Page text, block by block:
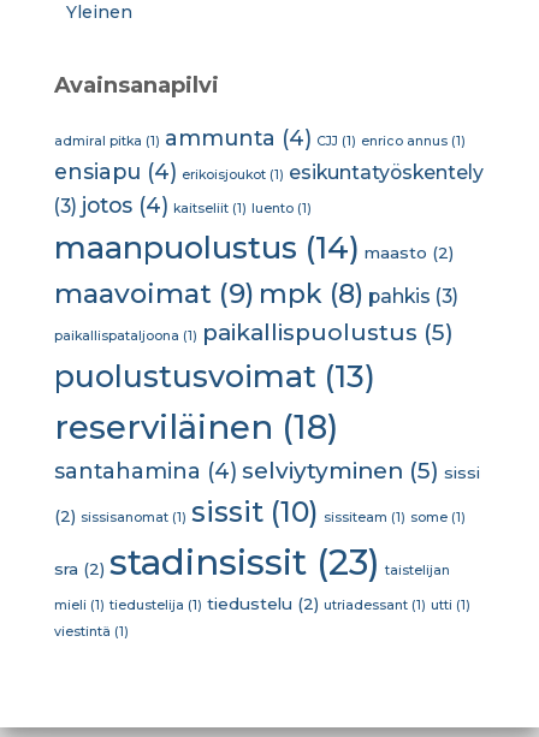
Yleinen
Avainsanapilvi
admiral pitka (1) ammunta (4) CJJ (1) enrico annus (1)
ensiapu (4) erikoisjoukot (1) esikuntatyöskentely
(3) jotos (4) kaitseliit (1) luento (1)
maanpuolustus (14) maasto (2)
maavoimat (9) mpk (8) pahkis (3)
paikallispataljoona (1) paikallispuolustus (5)
puolustusvoimat (13)
reserviläinen (18)
santahamina (4) selviytyminen (5) sissi
(2) sissisanomat (1) sissit (10) sissiteam (1) some (1)
sra (2) stadinsissit (23) taistelijan
mieli (1) tiedustelija (1) tiedustelu (2) utriadessant (1) utti (1)
viestintä (1)